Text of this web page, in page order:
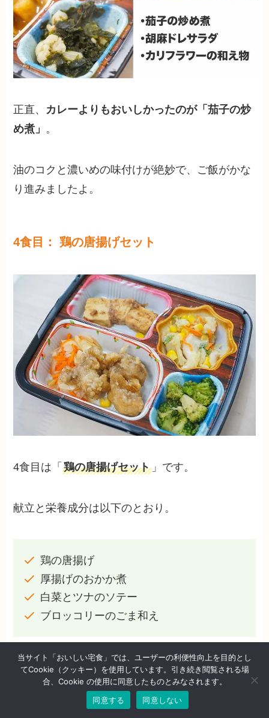
正直、 カレーよりもおいしかったのが「茄子の炒
め煮」 。
油のコクと濃いめの味付けが絶妙で、ご飯がかな
り進みましたよ。
4食目： 鶏の唐揚げセット
4食目は「鶏の唐揚げセット 」です。
献立と栄養成分は以下のとおり。
鶏の唐揚げ
厚揚げのおかか煮
白菜とツナのソテー
ブロッコリーのごま和え
エネルギー 321kcal
16.7g
当サイト「おいしい宅食」では、ユーザーの利便性向上を目的とし
てCookie（クッキー）を使用しています。引き続き閲覧される場
合、Cookie の使用に同意したものとみなされます。
同意する
同意しない